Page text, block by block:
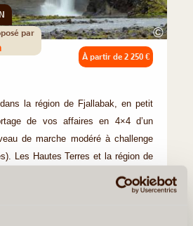
©
par
À partir de 2 250 €
la région de Fjallabak, en petit
de vos affaires en 4×4 d’un
de marche modéré à challenge
Les Hautes Terres et la région de
≻